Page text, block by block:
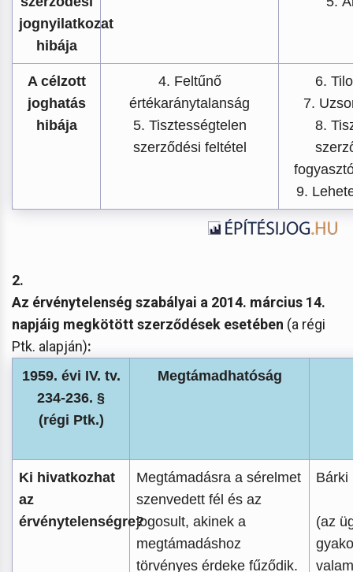
jognyilatkozat
hibája
A célzott
joghatás
hibája
4. Feltűnő
értékaránytalanság
5. Tisztességtelen
szerződési feltétel
6.
7.
8.
9.
2.
Az érvénytelenség szabályai a 2014. március 14.
napjáig megkötött szerződések esetében (a régi
Ptk. alapján):
1959. évi IV. tv.
234-236. §
(régi Ptk.)
Megtámadhatóság
Ki hivatkozhat
az
érvénytelenségre?
Megtámadásra a sérelmet
szenvedett fél és az
jogosult, akinek a
megtámadáshoz
törvényes érdeke fűződik.
Bárki
(az